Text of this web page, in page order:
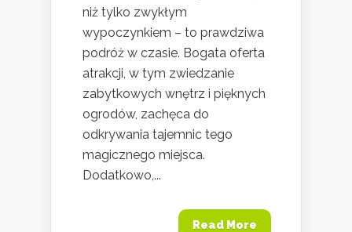
niż tylko zwykłym
wypoczynkiem – to prawdziwa
podróż w czasie. Bogata oferta
atrakcji, w tym zwiedzanie
zabytkowych wnętrz i pięknych
ogrodów, zachęca do
odkrywania tajemnic tego
magicznego miejsca.
Dodatkowo,...
Read More